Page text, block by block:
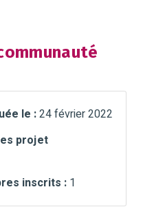
le :24 février 2022
projet
inscrits : 1